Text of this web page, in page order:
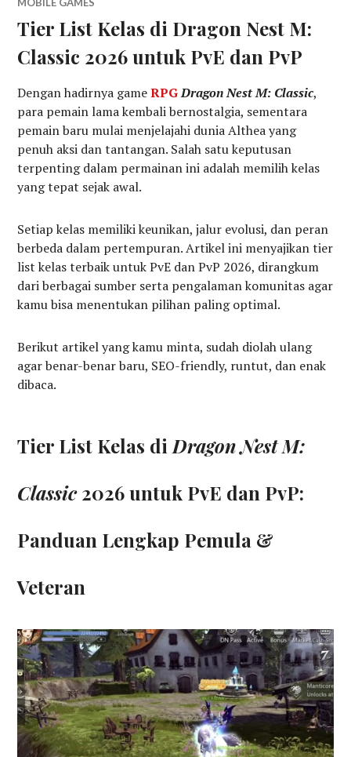
Tier List Kelas di Dragon Nest M:
Classic 2026 untuk PvE dan PvP
Dengan hadirnya gameRPG Dragon Nest M: Classic,
para pemain lama kembali bernostalgia, sementara
pemain baru mulai menjelajahi dunia Althea yang
penuh aksi dan tantangan. Salah satu keputusan
terpenting dalam permainan ini adalah memilih kelas
yang tepat sejak awal.
Setiap kelas memiliki keunikan, jalur evolusi, dan peran
berbeda dalam pertempuran. Artikel ini menyajikan tier
list kelas terbaik untuk PvE dan PvP 2026, dirangkum
dari berbagai sumber serta pengalaman komunitas agar
kamu bisa menentukan pilihan paling optimal.
Berikut artikel yang kamu minta, sudah diolah ulang
agar benar-benar baru, SEO-friendly, runtut, dan enak
dibaca.
Tier List Kelas di Dragon Nest M:
Classic2026 untuk PvE dan PvP:
Panduan Lengkap Pemula &
Veteran